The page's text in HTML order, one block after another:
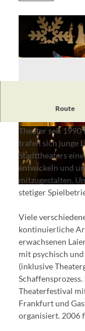
© Theater im Schuppen e.V./
© Theater im Schuppen e.V./
Route
Das Theater
Theater seit 1990
trafen sich junge
Stadttheaters
entwickeln und
mitzugestalten.
stetiger
Viele
kontinuierliche
erwachsenen
mit psychisch
(inklusive
Theaterfestival
Frankfurt und
organisiert. 2006